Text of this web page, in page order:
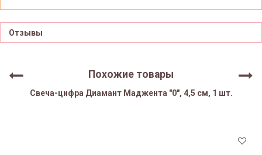
Отзывы
Похожие товары
Свеча-цифра Диамант Маджента "0", 4,5 см, 1 шт.